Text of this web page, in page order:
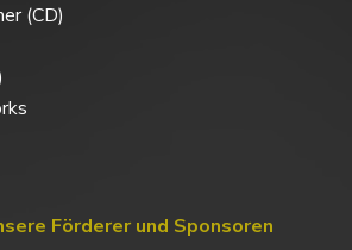
(CD)
Förderer und Sponsoren